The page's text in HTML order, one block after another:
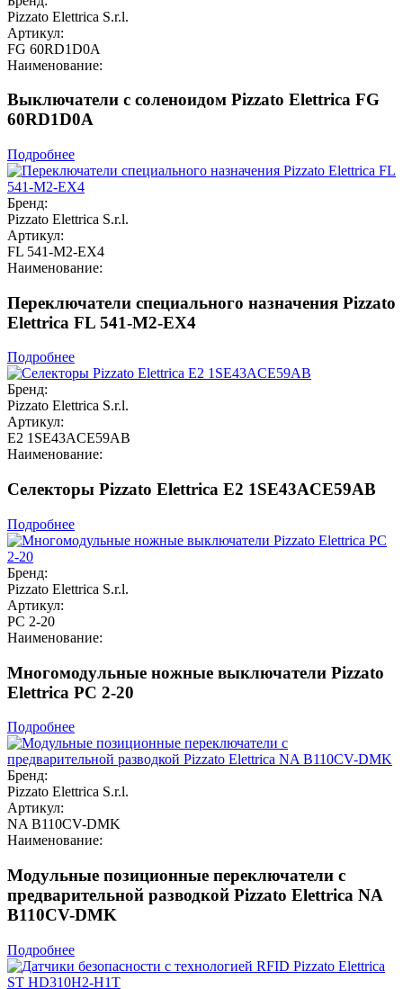
Pizzato Elettrica S.r.l.
Артикул:
FG 60RD1D0A
Наименование:
Выключатели с соленоидом Pizzato Elettrica FG
60RD1D0A
Подробнее
Бренд:
Pizzato Elettrica S.r.l.
Артикул:
FL 541-M2-EX4
Наименование:
Переключатели специального назначения Pizzato
Elettrica FL 541-M2-EX4
Подробнее
Бренд:
Pizzato Elettrica S.r.l.
Артикул:
E2 1SE43ACE59AB
Наименование:
Селекторы Pizzato Elettrica E2 1SE43ACE59AB
Подробнее
Бренд:
Pizzato Elettrica S.r.l.
Артикул:
PC 2-20
Наименование:
Многомодульные ножные выключатели Pizzato
Elettrica PC 2-20
Подробнее
Бренд:
Pizzato Elettrica S.r.l.
Артикул:
NA B110CV-DMK
Наименование:
Модульные позиционные переключатели с
предварительной разводкой Pizzato Elettrica NA
B110CV-DMK
Подробнее